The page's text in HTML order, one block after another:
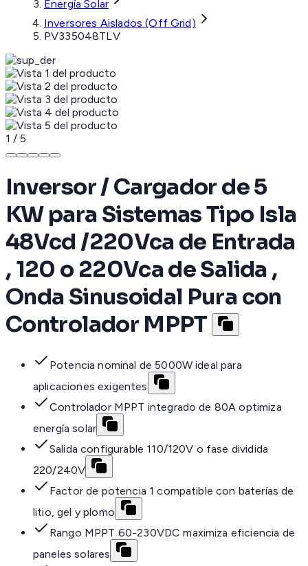
Energía Solar
Inversores Aislados (Off Grid)
PV335048TLV
1 / 5
Inversor / Cargador de 5
KW para Sistemas Tipo Isla
48Vcd /220Vca de Entrada
, 120 o 220Vca de Salida ,
Onda Sinusoidal Pura con
Controlador MPPT
Potencia nominal de 5000W ideal para
aplicaciones exigentes
Controlador MPPT integrado de 80A optimiza
energía solar
Salida configurable 110/120V o fase dividida
220/240V
Factor de potencia 1 compatible con baterías de
litio, gel y plomo
Rango MPPT 60-230VDC maximiza eficiencia de
paneles solares